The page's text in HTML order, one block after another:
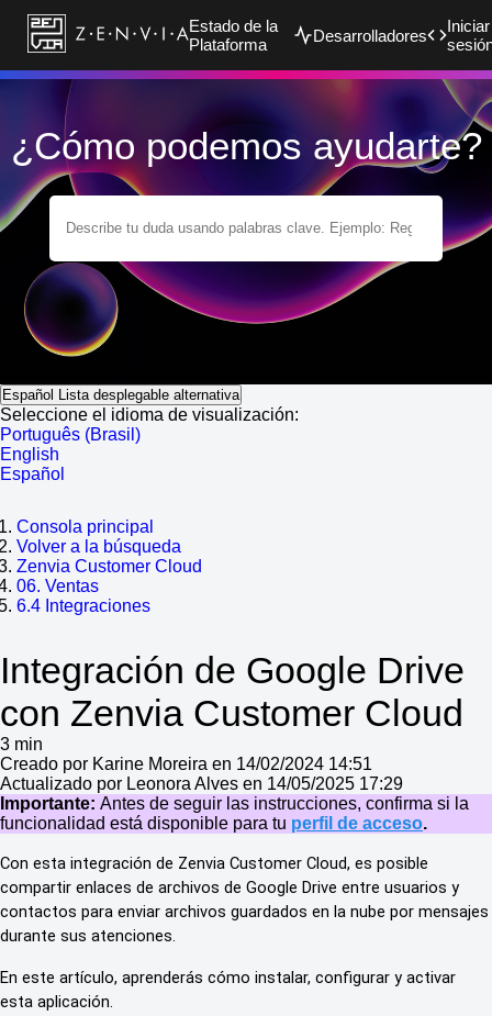
Estado de la
Plataforma
Desarrolladores
Iniciar
¿Cómo podemos ayudarte?
Español Lista desplegable alternativa
Seleccione el idioma de visualización:
Português (Brasil)
English
Español
Consola principal
Volver a la búsqueda
Zenvia Customer Cloud
06. Ventas
6.4 Integraciones
Integración de Google Drive
con Zenvia Customer Cloud
3 min
Creado por Karine Moreira en 14/02/2024 14:51
Actualizado por Leonora Alves en 14/05/2025 17:29
Importante: Antes de seguir las instrucciones, confirma si la
funcionalidad está disponible para tu perfil de acceso.
Con esta integración de Zenvia Customer Cloud, es posible
compartir enlaces de archivos de Google Drive entre usuarios y
contactos para enviar archivos guardados en la nube por mensajes
durante sus atenciones.
En este artículo, aprenderás cómo instalar, configurar y activar
esta aplicación.